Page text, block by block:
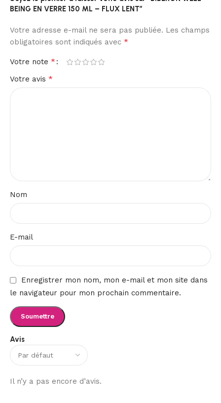
Avis
Il n’y a pas encore d’avis.
BEING EN VERRE 150 ML – FLUX LENT”
Votre adresse e-mail ne sera pas publiée. Les champs
obligatoires sont indiqués avec *
Votre note *
Votre avis *
Nom
E-mail
Enregistrer mon nom, mon e-mail et mon site dans
le navigateur pour mon prochain commentaire.